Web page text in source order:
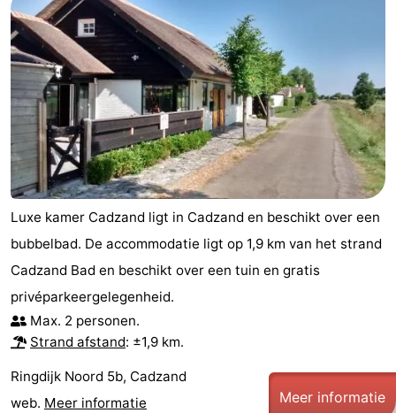
Retranchement
-
Natuur
Het
Zwin
West-
Vlaanderen
-
Brugge
-
Gent
De
Kust
-
Knokke-
Heist
-
Zeebrugge
Blankenberge
-
Wenduine
Weer
Contact
Luxe kamer Cadzand ligt in Cadzand en beschikt over een
bubbelbad. De accommodatie ligt op 1,9 km van het strand
Cadzand Bad en beschikt over een tuin en gratis
privéparkeergelegenheid.
Max. 2 personen.
Strand afstand: ±1,9 km.
Ringdijk Noord 5b, Cadzand
web. Meer informatie Meer informatie